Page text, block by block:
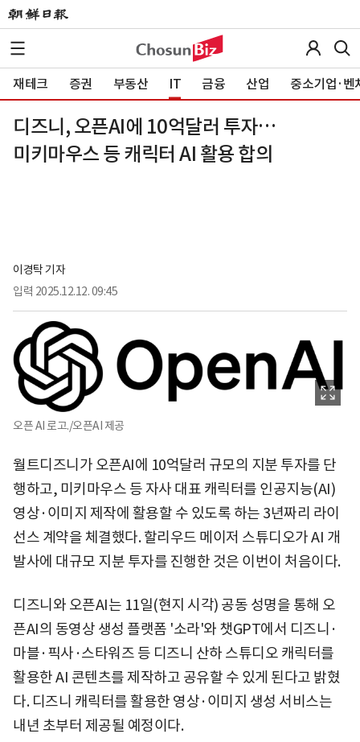
재테크 증권 부동산 IT 금융 산업 중소기업·벤
디즈니, 오픈AI에 10억달러 투자…
미키마우스 등 캐릭터 AI 활용 합의
이경탁 기자
입력 2025.12.12. 09:45
오픈 AI 로고./오픈AI 제공
월트디즈니가 오픈AI에 10억달러 규모의 지분 투자를 단
행하고, 미키마우스 등 자사 대표 캐릭터를 인공지능(AI)
영상·이미지 제작에 활용할 수 있도록 하는 3년짜리 라이
선스 계약을 체결했다. 할리우드 메이저 스튜디오가 AI 개
발사에 대규모 지분 투자를 진행한 것은 이번이 처음이다.
디즈니와 오픈AI는 11일(현지 시각) 공동 성명을 통해 오
픈AI의 동영상 생성 플랫폼 '소라'와 챗GPT에서 디즈니·
마블·픽사·스타워즈 등 디즈니 산하 스튜디오 캐릭터를
활용한 AI 콘텐츠를 제작하고 공유할 수 있게 된다고 밝혔
다. 디즈니 캐릭터를 활용한 영상·이미지 생성 서비스는
내년 초부터 제공될 예정이다.